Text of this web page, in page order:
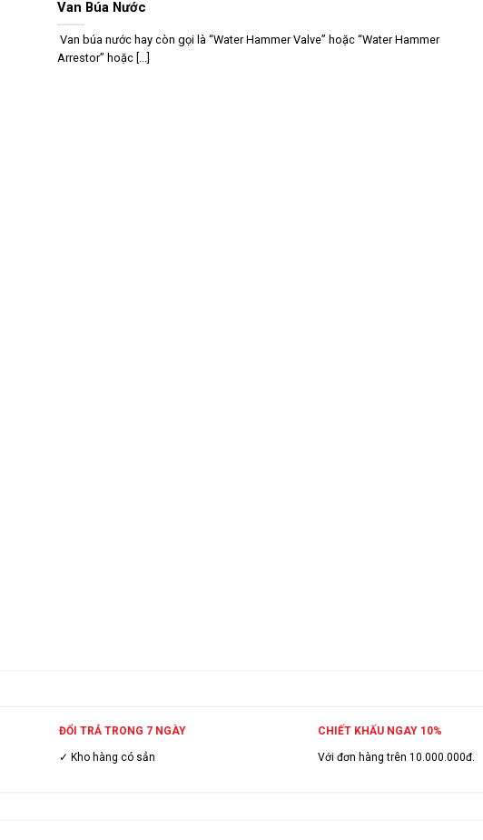
Van Búa Nước
Van búa nước hay còn gọi là “Water Hammer Valve” hoặc “Water Hammer
Arrestor” hoặc [...]
ĐỔI TRẢ TRONG 7 NGÀY
✓ Kho hàng có sẳn
CHIẾT KHẤU NGAY 10%
Với đơn hàng trên 10.000.000đ.